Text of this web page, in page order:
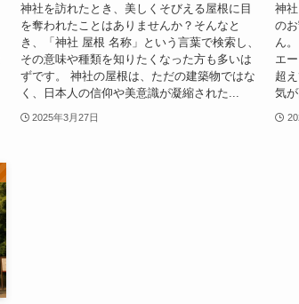
神社を訪れたとき、美しくそびえる屋根に目
を奪われたことはありませんか？そんなと
き、「神社 屋根 名称」という言葉で検索し、
その意味や種類を知りたくなった方も多いは
ずです。 神社の屋根は、ただの建築物ではな
く、日本人の信仰や美意識が凝縮された...
2025年3月27日
神
の
ん
エ
超
気